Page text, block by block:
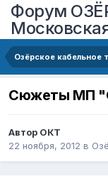
Форум
Озёрское кабельное
Сюжеты МП
Автор ОКТ
22 ноября, 2012 в